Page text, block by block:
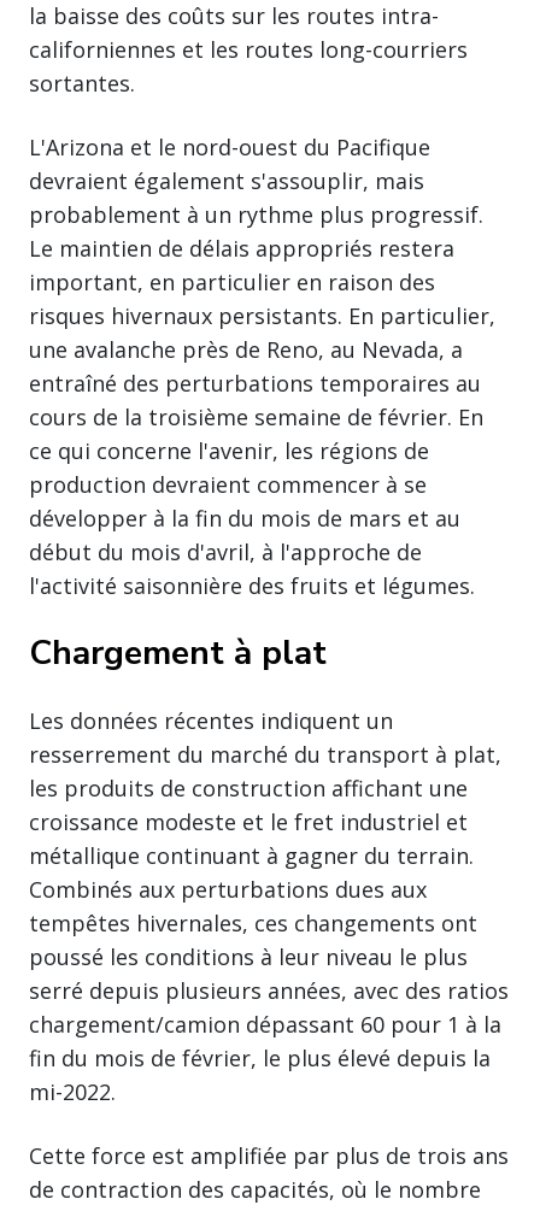
la baisse des coûts sur les routes intra-
californiennes et les routes long-courriers
sortantes.
L'Arizona et le nord-ouest du Pacifique
devraient également s'assouplir, mais
probablement à un rythme plus progressif.
Le maintien de délais appropriés restera
important, en particulier en raison des
risques hivernaux persistants. En particulier,
une avalanche près de Reno, au Nevada, a
entraîné des perturbations temporaires au
cours de la troisième semaine de février. En
ce qui concerne l'avenir, les régions de
production devraient commencer à se
développer à la fin du mois de mars et au
début du mois d'avril, à l'approche de
l'activité saisonnière des fruits et légumes.
Chargement à plat
Les données récentes indiquent un
resserrement du marché du transport à plat,
les produits de construction affichant une
croissance modeste et le fret industriel et
métallique continuant à gagner du terrain.
Combinés aux perturbations dues aux
tempêtes hivernales, ces changements ont
poussé les conditions à leur niveau le plus
serré depuis plusieurs années, avec des ratios
chargement/camion dépassant 60 pour 1 à la
fin du mois de février, le plus élevé depuis la
mi-2022.
Cette force est amplifiée par plus de trois ans
de contraction des capacités, où le nombre